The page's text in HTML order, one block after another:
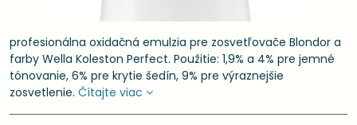
profesionálna oxidačná emulzia pre zosvetľovače Blondor a
farby Wella Koleston Perfect. Použitie: 1,9% a 4% pre jemné
tónovanie, 6% pre krytie šedín, 9% pre výraznejšie
zosvetlenie. Čítajte viac